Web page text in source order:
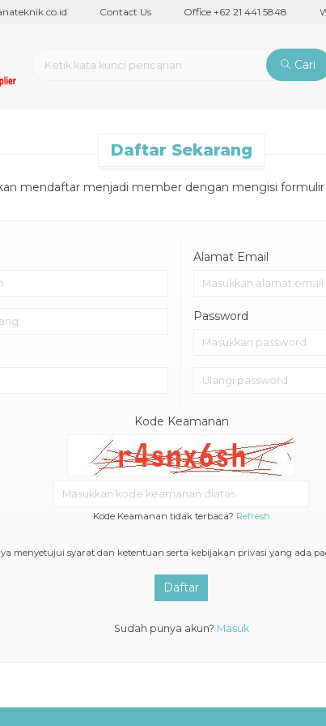
Contact Us Office +62 21 441 5848
Cari
Daftar Sekarang
mendaftar menjadi member dengan mengisi formulir
Alamat Email
Password
Kode Keamanan
Kode Keamanan tidak terbaca? Refresh
menyetujui syarat dan ketentuan serta kebijakan privasi yang ada
Daftar
Sudah punya akun? Masuk